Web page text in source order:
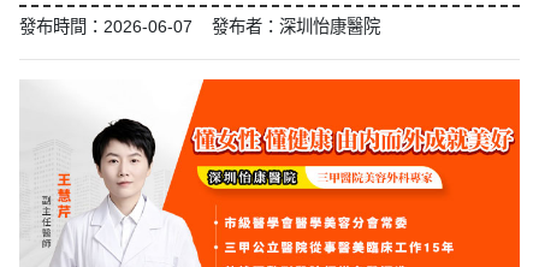
發布時間：2026-06-07 發布者：深圳怡康醫院